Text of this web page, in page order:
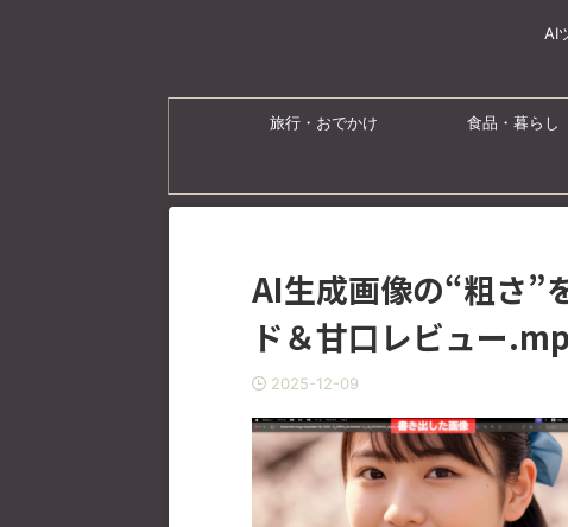
AI
旅行・おでかけ 食品・暮らし
AI生成画像の“粗さ”
ド＆甘口レビュー
2025-12-09